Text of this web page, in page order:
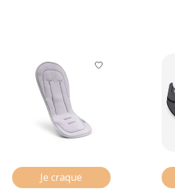
Je craque